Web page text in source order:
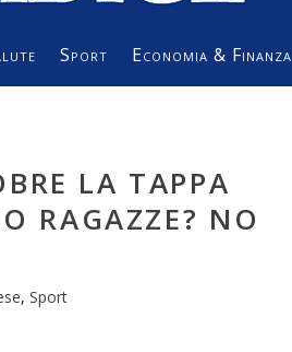
Sport Economia & Finanza
LA TAPPA
RAGAZZE? NO
,Sport